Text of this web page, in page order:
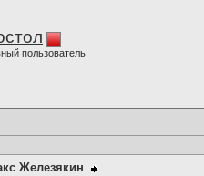
пользователь
Железякин